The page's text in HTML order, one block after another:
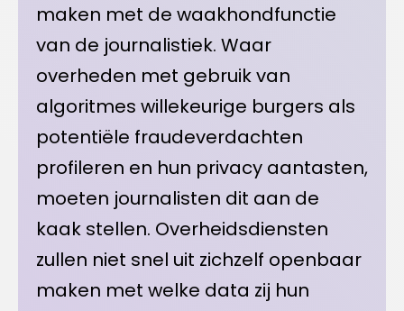
maken met de waakhondfunctie
van de journalistiek. Waar
overheden met gebruik van
algoritmes willekeurige burgers als
potentiële fraudeverdachten
profileren en hun privacy aantasten,
moeten journalisten dit aan de
kaak stellen. Overheidsdiensten
zullen niet snel uit zichzelf openbaar
maken met welke data zij hun